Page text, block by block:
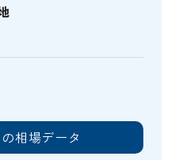
相場データ